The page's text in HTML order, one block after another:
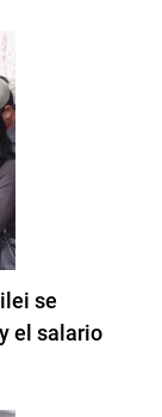
se
el salario